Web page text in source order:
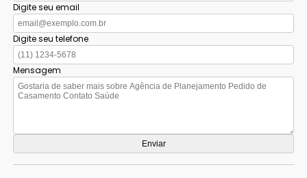
Digite seu email
Digite seu telefone
Mensagem